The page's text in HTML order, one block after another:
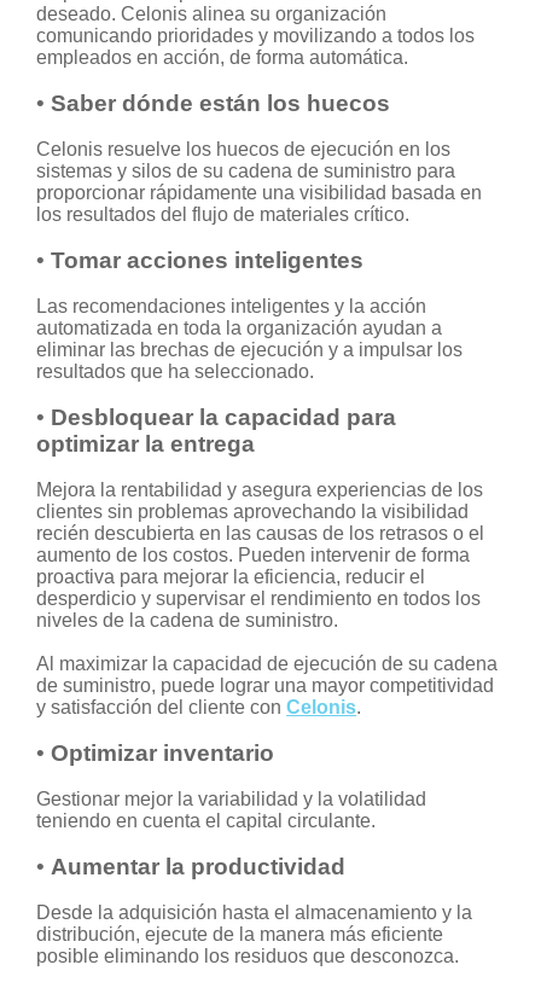
deseado. Celonis alinea su organización
comunicando prioridades y movilizando a todos los
empleados en acción, de forma automática.
•Saber dónde están los huecos
Celonis resuelve los huecos de ejecución en los
sistemas y silos de su cadena de suministro para
proporcionar rápidamente una visibilidad basada en
los resultados del flujo de materiales crítico.
•Tomar acciones inteligentes
Las recomendaciones inteligentes y la acción
automatizada en toda la organización ayudan a
eliminar las brechas de ejecución y a impulsar los
resultados que ha seleccionado.
• Desbloquear la capacidad para
optimizar la entrega
Mejora la rentabilidad y asegura experiencias de los
clientes sin problemas aprovechando la visibilidad
recién descubierta en las causas de los retrasos o el
aumento de los costos. Pueden intervenir de forma
proactiva para mejorar la eficiencia, reducir el
desperdicio y supervisar el rendimiento en todos los
niveles de la cadena de suministro.
Al maximizar la capacidad de ejecución de su cadena
de suministro, puede lograr una mayor competitividad
y satisfacción del cliente conCelonis.
•Optimizar inventario
Gestionar mejor la variabilidad y la volatilidad
teniendo en cuenta el capital circulante.
•Aumentar la productividad
Desde la adquisición hasta el almacenamiento y la
distribución, ejecute de la manera más eficiente
posible eliminando los residuos que desconozca.